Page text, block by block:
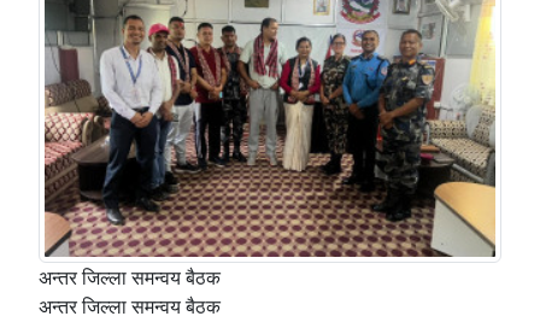
अन्तर जिल्ला समन्वय बैठक
अन्तर जिल्ला समन्वय बैठक